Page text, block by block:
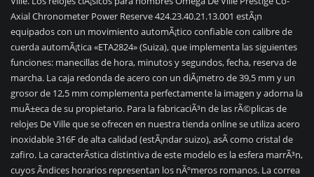
Axial Chronometer Power Reserve 424.23.40.21.13.001 estÃ¡n
equipados con un movimiento automÃ¡tico confiable con calibre de
cuerda automÃ¡tica «ETA2824» (Suiza), que implementa las siguientes
funciones: manecillas de hora, minutos y segundos, fecha, reserva de
marcha. La caja redonda de acero con un diÃ¡metro de 39,5 mm y un
grosor de 12,5 mm complementa perfectamente la imagen y adorna la
muÃ±eca de su propietario. Para la fabricaciÃ³n de las rÃ©plicas de
relojes De Ville que se ofrecen en nuestra tienda online se utiliza acero
inoxidable 316F de alta calidad (estÃ¡ndar suizo), asÃ­ como cristal de
zafiro. La caracterÃ­stica distintiva de este modelo es la esfera marrÃ³n,
cuyos Ã­ndices horarios representan los nÃºmeros romanos. La correa